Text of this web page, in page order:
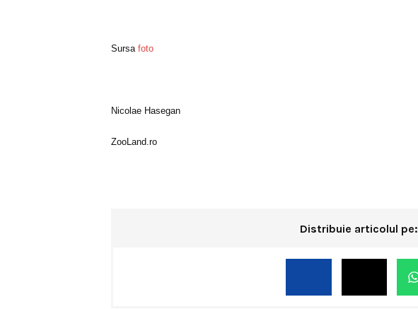
Sursa foto
Nicolae Hasegan
ZooLand.ro
Distribuie articolul pe: